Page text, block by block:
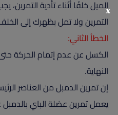
الميل خلفًا أثناء تأدية
التمرين ولا تمل بظهرك إلى
الخطأ الثاني:
الكسل عن عدم إتمام الحركة حتى
النهاية.
إن تمرين الدمبل من العناصر
يعمل تمرين عضلة الباي
x